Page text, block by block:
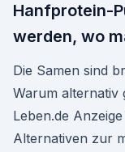
Hanfprotein-
werden, wo
Die Samen sind
Warum alternativ
Leben.de
Alternativen zur